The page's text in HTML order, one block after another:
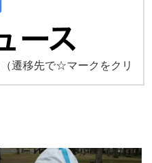
（遷移先で☆マークをクリ